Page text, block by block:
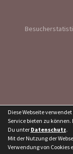
Diese Webseite
Service bieten zu
Du unter Datenschutz.
Mit der Nutzung der
Verwendung von Cookies